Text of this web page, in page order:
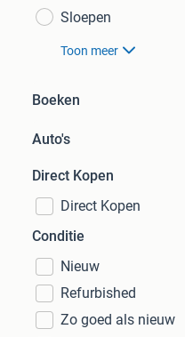
Sloepen
Toon meer
Boeken
Auto's
Direct Kopen
Direct Kopen
Conditie
Nieuw
Refurbished
Zo goed als nieuw